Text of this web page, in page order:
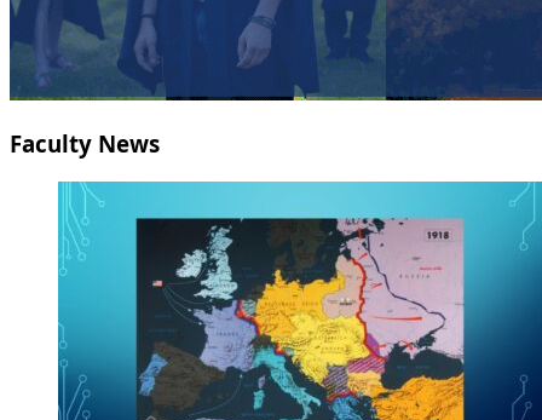
Faculty News